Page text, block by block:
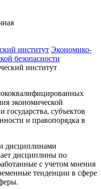
институт Экономико-
безопасности
экономической
государства, субъектов
и правопорядка в
дисциплинами
дисциплины по
с учетом мнения
тенденции в сфере